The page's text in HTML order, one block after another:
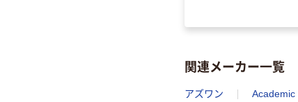
関連メーカー一覧
アズワン Academic